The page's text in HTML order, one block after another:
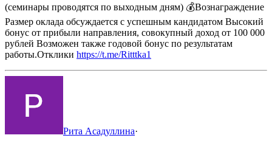
(семинары проводятся по выходным дням) 💰Вознаграждение
Размер оклада обсуждается с успешным кандидатом Высокий
бонус от прибыли направления, совокупный доход от 100 000
рублей Возможен также годовой бонус по результатам
работы.Отклики https://t.me/Ritttka1
Рита Асадуллина·